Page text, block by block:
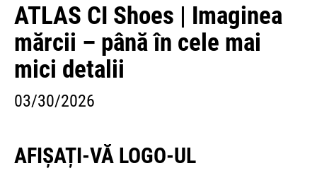
ATLAS CI Shoes | Imaginea
mărcii – până în cele mai
mici detalii
03/30/2026
AFIȘAȚI-VĂ LOGO-UL